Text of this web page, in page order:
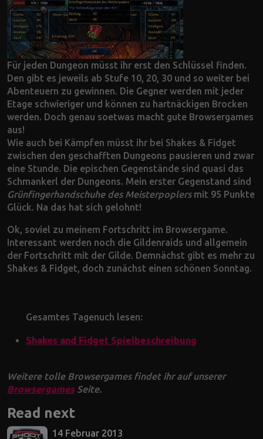
Für jeden Dungeon müsst ihr erst den Schlüssel finden.
Den gibt es jeweils ab Stufe 10, 20, 30 und so weiter bei
Abenteuern zu gewinnen. Die Gegner werden mit jeder
Etage schwieriger und können zu hartnäckigen Brocken
werden. Doch genau soetwas macht gute Browsergames
aus!
Wie auch bei Kämpfen müsst ihr bei Shakes & Fidget
zwischen den geschafften Dungeons pausieren und zwar
eine Stunde. Die epischen Gegenstände sind quasi das
Schmankerl der Dungeons. Mein erster Gegenstand sind
Grünfingerhandschuhe des Meisterpoplersmit 95 Punkte
Glück. Na das hat sich gelohnt!
Ok, soviel zu meinem Fortschritt im Browsergame.
Interessant werden noch die Gildenraids und allgemein
der Fortschritt mit der Gilde. Demnächst gibt es mehr zu
Shakes & Fidget, doch zunächst einen schönen Sonntag.
Gesamtes Tagenuch lesen:
Shakes and Fidget Spielbeschreibung
Weitere tolle Browsergames findet ihr auf unserer
BrowsergamesSeite.
Read next
14 Februar 2013